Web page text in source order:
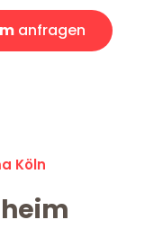
anfragen
Köln